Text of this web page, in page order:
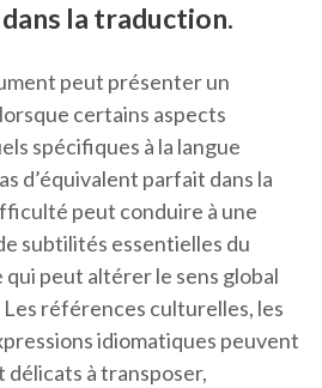
la traduction.
peut présenter un
certains aspects
spécifiques à la langue
d’équivalent parfait dans la
peut conduire à une
subtilités essentielles du
qui peut altérer le sens global
références culturelles, les
idiomatiques peuvent
à transposer,